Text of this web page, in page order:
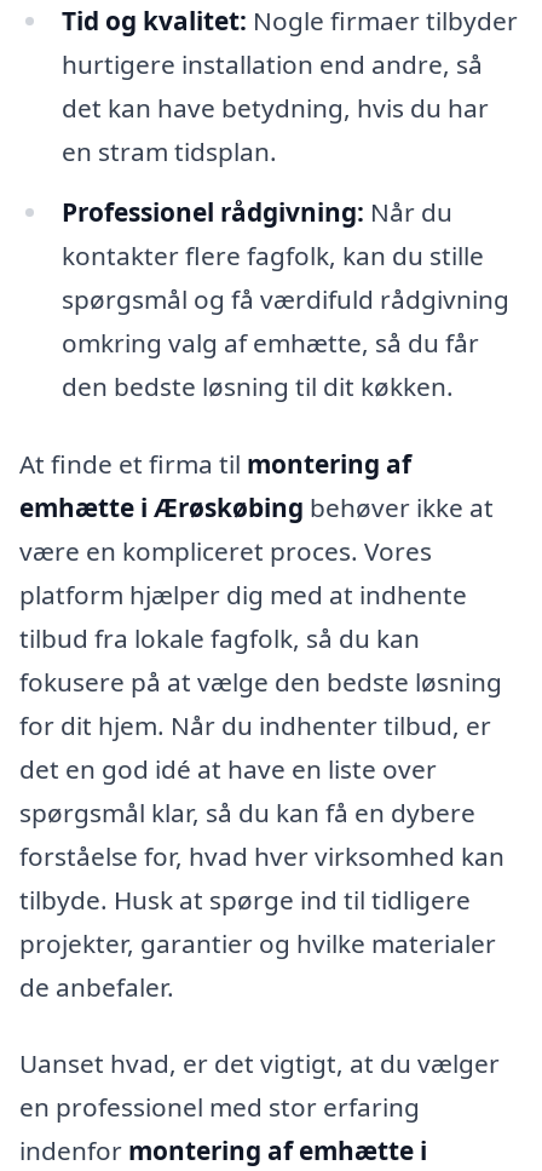
Tid og kvalitet: Nogle firmaer tilbyder
hurtigere installation end andre, så
det kan have betydning, hvis du har
en stram tidsplan.
Professionel rådgivning: Når du
kontakter flere fagfolk, kan du stille
spørgsmål og få værdifuld rådgivning
omkring valg af emhætte, så du får
den bedste løsning til dit køkken.
At finde et firma til montering af
emhætte i Ærøskøbing behøver ikke at
være en kompliceret proces. Vores
platform hjælper dig med at indhente
tilbud fra lokale fagfolk, så du kan
fokusere på at vælge den bedste løsning
for dit hjem. Når du indhenter tilbud, er
det en god idé at have en liste over
spørgsmål klar, så du kan få en dybere
forståelse for, hvad hver virksomhed kan
tilbyde. Husk at spørge ind til tidligere
projekter, garantier og hvilke materialer
de anbefaler.
Uanset hvad, er det vigtigt, at du vælger
en professionel med stor erfaring
indenfor montering af emhætte i